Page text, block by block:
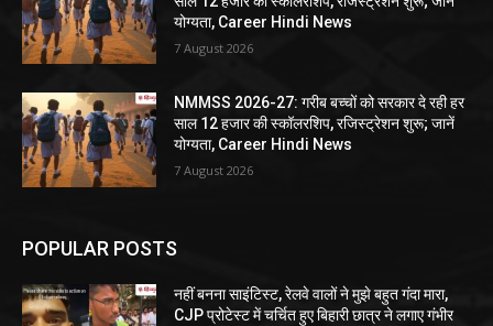
योग्यता, Career Hindi News
7 August 2026
NMMSS 2026-27: गरीब बच्चों को सरकार दे रही हर
साल 12 हजार की स्कॉलरशिप, रजिस्ट्रेशन शुरू; जानें
योग्यता, Career Hindi News
7 August 2026
POPULAR POSTS
नहीं बनना साइंटिस्ट, रेलवे वालों ने मुझे बहुत गंदा मारा,
CJP प्रोटेस्ट में चर्चित हुए बिहारी छात्र ने लगाए गंभीर